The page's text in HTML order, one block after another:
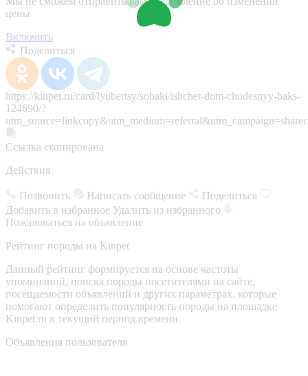
цены
Включить
Поделиться
https://kinpet.ru/card/lyubertsy/sobaki/ishchet-dom-chudesnyy-baks-
124690/?
Ссылка скопирована
Действия
Позвонить Написать сообщение
Поделиться
Добавить в избранное Удалить из избранного
Пожаловаться на объявление
Рейтинг породы на Kinpet
Данный рейтинг формируется на основе частоты
упоминаний, поиска породы посетителями на сайте,
посещаемости объявлений и других параметрах, которые
помогают определить популярность породы на площадке
Kinpet.ru в текущий период времени.
Объявления пользователя